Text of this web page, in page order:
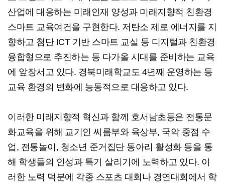
산업에 대응하는 미래인재 양성과 미래지향적 친환경
스마트 교육여건을 구현한다. 저탄소 제로 에너지를 지
향하고 첨단 ICT 기반 스마트 교실 등 디지털과 친환경
융합형으로 추진하는 등 다가올 시대를 준비하는 교육
에 앞장서고 있다. 경북미래학교도 4년째 운영하는 등
교육 환경의 변화에 능동적으로 대응하고 있다.
이러한 미래지향적 혁신과 함께 호서남초등은 전통문
화교육을 위해 교기인 씨름부와 육상부, 국악 중점 수
업, 전통놀이, 청소년 준거집단 동아리 활성화 등을 통
해 학생들의 인성과 특기 살리기에 노력하고 있다. 이
러한 노력 덕분에 각종 스포츠 대회나 경연대회에서 학